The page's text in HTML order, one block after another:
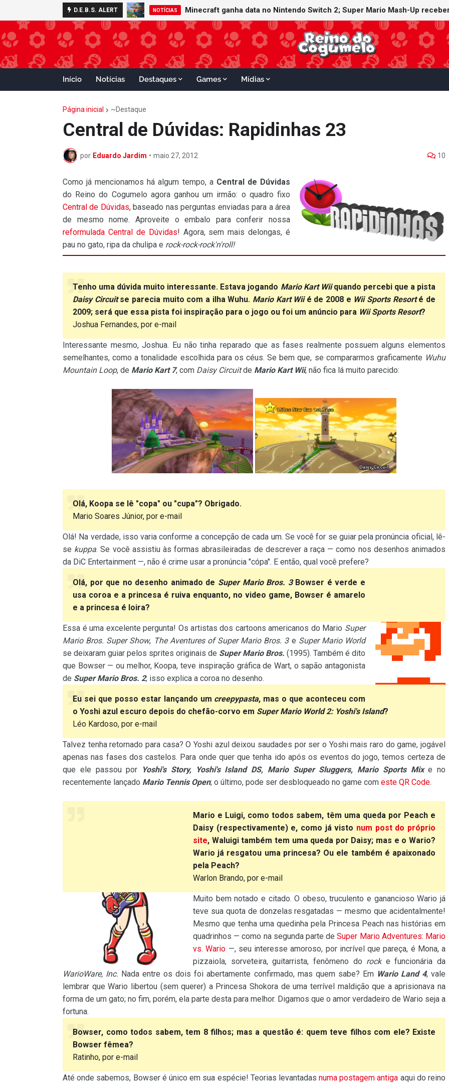
D.E.B.S. ALERT NOTÍCIAS Minecraft ganha data no Nintendo Switch 2; Super Mario Mash-Up
Início Notícias Destaques Games Mídias
Página inicial ~Destaque
Central de Dúvidas: Rapidinhas 23
por Eduardo Jardim • maio 27, 2012 10
Como já mencionamos há algum tempo, a Central de Dúvidas
do Reino do Cogumelo agora ganhou um irmão: o quadro fixo
Central de Dúvidas, baseado nas perguntas enviadas para a área
de mesmo nome. Aproveite o embalo para conferir nossa
reformulada Central de Dúvidas! Agora, sem mais delongas, é
pau no gato, ripa da chulipa e rock-rock-rock'n'roll!
Tenho uma dúvida muito interessante. Estava jogando Mario Kart Wiiquando percebi que a pista
Daisy Circuitse parecia muito com a ilha Wuhu. Mario Kart Wiié de 2008 e Wii Sports Resorté de
2009; será que essa pista foi inspiração para o jogo ou foi um anúncio para Wii Sports Resort?
Joshua Fernandes, por e-mail
Interessante mesmo, Joshua. Eu não tinha reparado que as fases realmente possuem alguns elementos
semelhantes, como a tonalidade escolhida para os céus. Se bem que, se compararmos graficamente Wuhu
Mountain Loop, de Mario Kart 7, com Daisy Circuitde Mario Kart Wii, não fica lá muito parecido:
Olá, Koopa se lê "copa" ou "cupa"? Obrigado.
Mario Soares Júnior, por e-mail
Olá! Na verdade, isso varia conforme a concepção de cada um. Se você for se guiar pela pronúncia oficial, lê-
se kuppa. Se você assistiu às formas abrasileiradas de descrever a raça — como nos desenhos animados
da DiC Entertainment —, não é crime usar a pronúncia "cópa". E então, qual você prefere?
Olá, por que no desenho animado de Super Mario Bros. 3Bowser é verde e
usa coroa e a princesa é ruiva enquanto, no video game, Bowser é amarelo
e a princesa é loira?
Essa é uma excelente pergunta! Os artistas dos cartoons americanos do Mario Super
Mario Bros. Super Show, The Aventures of Super Mario Bros. 3e Super Mario World
se deixaram guiar pelos sprites originais de Super Mario Bros. (1995). Também é dito
que Bowser — ou melhor, Koopa, teve inspiração gráfica de Wart, o sapão antagonista
de Super Mario Bros. 2; isso explica a coroa no desenho.
Eu sei que posso estar lançando um creepypasta, mas o que aconteceu com
o Yoshi azul escuro depois do chefão-corvo em Super Mario World 2: Yoshi's Island?
Léo Kardoso, por e-mail
Talvez tenha retornado para casa? O Yoshi azul deixou saudades por ser o Yoshi mais raro do game, jogável
apenas nas fases dos castelos. Para onde quer que tenha ido após os eventos do jogo, temos certeza de
que ele passou por
Yoshi's Story, Yoshi's Island DS, Mario Super Sluggers, Mario Sports Mixe no
recentemente lançado Mario Tennis Open; o último, pode ser desbloqueado no game com este QR Code.
Mario e Luigi, como todos sabem, têm uma queda por Peach e
Daisy (respectivamente) e, como já visto num post do próprio
site, Waluigi também tem uma queda por Daisy; mas e o Wario?
Wario já resgatou uma princesa? Ou ele também é apaixonado
pela Peach?
Warlon Brando, por e-mail
Muito bem notado e citado. O obeso, truculento e ganancioso Wario já
teve sua quota de donzelas resgatadas — mesmo que acidentalmente!
Mesmo que tenha uma quedinha pela Princesa Peach nas histórias em
quadrinhos — como na segunda parte deSuper Mario Adventures: Mario
vs. Wario —, seu interesse amoroso, por incrível que pareça, é Mona, a
pizzaiola, sorveteira, guitarrista, fenômeno do rocke funcionária da
WarioWare, Inc. Nada entre os dois foi abertamente confirmado, mas quem sabe? Em Wario Land 4, vale
lembrar que Wario libertou (sem querer) a Princesa Shokora de uma terrível maldição que a aprisionava na
forma de um gato; no fim, porém, ela parte desta para melhor. Digamos que o amor verdadeiro de Wario seja a
fortuna.
Bowser, como todos sabem, tem 8 filhos; mas a questão é: quem teve filhos com ele? Existe
Bowser fêmea?
Ratinho, por e-mail
Até onde sabemos, Bowser é único em sua espécie! Teorias levantadasnuma postagem antiga aqui do reino